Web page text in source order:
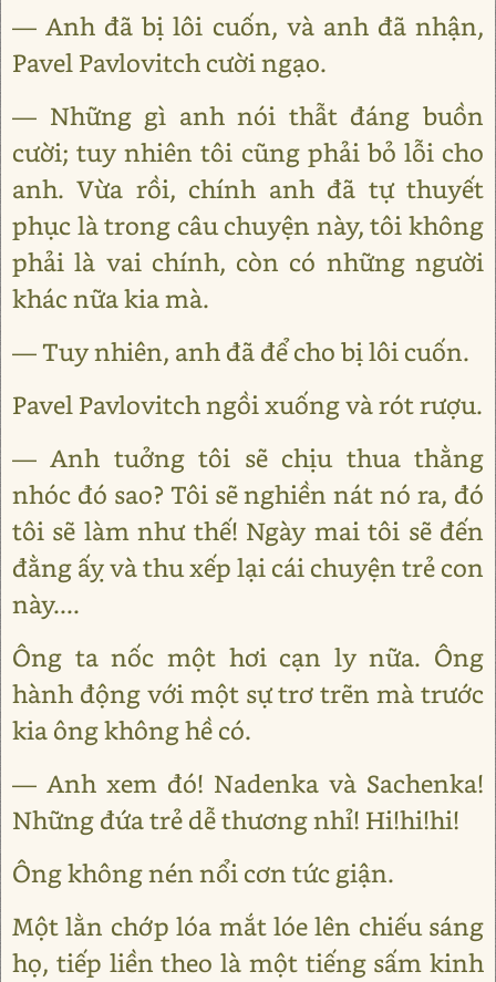
— Anh đã bị lôi cuốn, và anh đã nhận,
Pavel Pavlovitch cười ngạo.
— Những gì anh nói thẫt đáng buồn
cười; tuy nhiên tôi cũng phải bỏ lỗi cho
anh. Vừa rồi, chính anh đã tự thuyết
phục là trong câu chuyện này, tôi không
phải là vai chính, còn có những người
khác nữa kia mà.
— Tuy nhiên, anh đã để cho bị lôi cuốn.
Pavel Pavlovitch ngồi xuống và rót rượu.
— Anh tuởng tôi sẽ chịu thua thằng
nhóc đó sao? Tôi sẽ nghiền nát nó ra, đó
tôi sẽ làm như thế! Ngày mai tôi sẽ đến
đằng ấỵ và thu xếp lại cái chuyện trẻ con
này....
Ông ta nốc một hơi cạn ly nữa. Ông
hành động với một sự trơ trẽn mà trước
kia ông không hề có.
— Anh xem đó! Nadenka và Sachenka!
Những đứa trẻ dễ thương nhỉ! Hi!hi!hi!
Ông không nén nổi cơn tức giận.
Một lằn chớp lóa mắt lóe lên chiếu sáng
họ, tiếp liền theo là một tiếng sấm kinh